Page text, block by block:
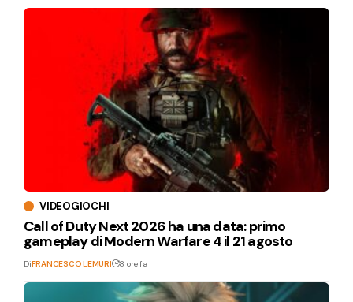
VIDEOGIOCHI
Call of Duty Next 2026 ha una data: primo
gameplay di Modern Warfare 4 il 21 agosto
DiFRANCESCO LEMURI 8 ore fa